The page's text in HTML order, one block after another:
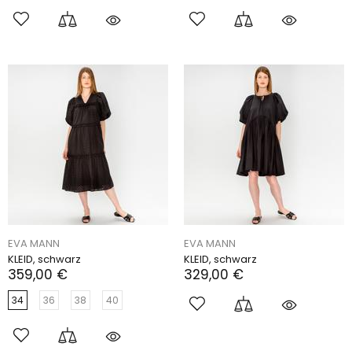
EVA MANN
KLEID, schwarz
359,00 €
34 36 38 40
EVA MANN
KLEID, schwarz
329,00 €